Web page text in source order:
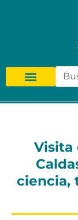
Visita
ciencia,